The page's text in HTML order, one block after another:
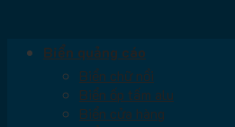
Biển quảng cáo
Biển chữ nổi
Biển ốp tấm alu
Biển cửa hàng